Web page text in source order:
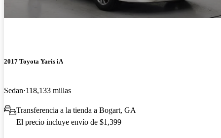
2017 Toyota Yaris iA
Sedan 118,133 millas
Transferencia a la tienda a Bogart, GA
El precio incluye envío de $1,399